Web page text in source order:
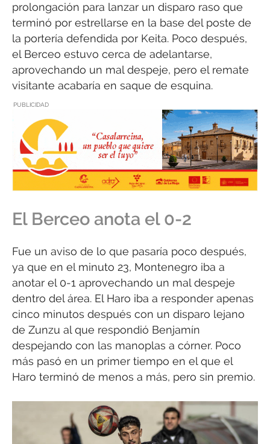
prolongación para lanzar un disparo raso que
terminó por estrellarse en la base del poste de
la portería defendida por Keita. Poco después,
el Berceo estuvo cerca de adelantarse,
aprovechando un mal despeje, pero el remate
visitante acabaría en saque de esquina.
PUBLICIDAD
El Berceo anota el 0-2
Fue un aviso de lo que pasaría poco después,
ya que en el minuto 23, Montenegro iba a
anotar el 0-1 aprovechando un mal despeje
dentro del área. El Haro iba a responder apenas
cinco minutos después con un disparo lejano
de Zunzu al que respondió Benjamín
despejando con las manoplas a córner. Poco
más pasó en un primer tiempo en el que el
Haro terminó de menos a más, pero sin premio.